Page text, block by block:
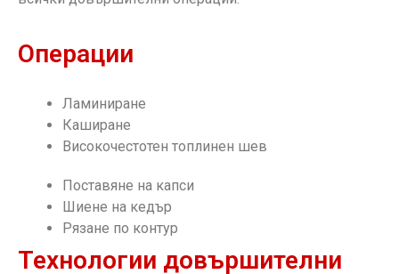
Операции
Ламиниране
Каширане
Високочестотен топлинен шев
Поставяне на капси
Шиене на кедър
Рязане по контур
Технологии довършителни